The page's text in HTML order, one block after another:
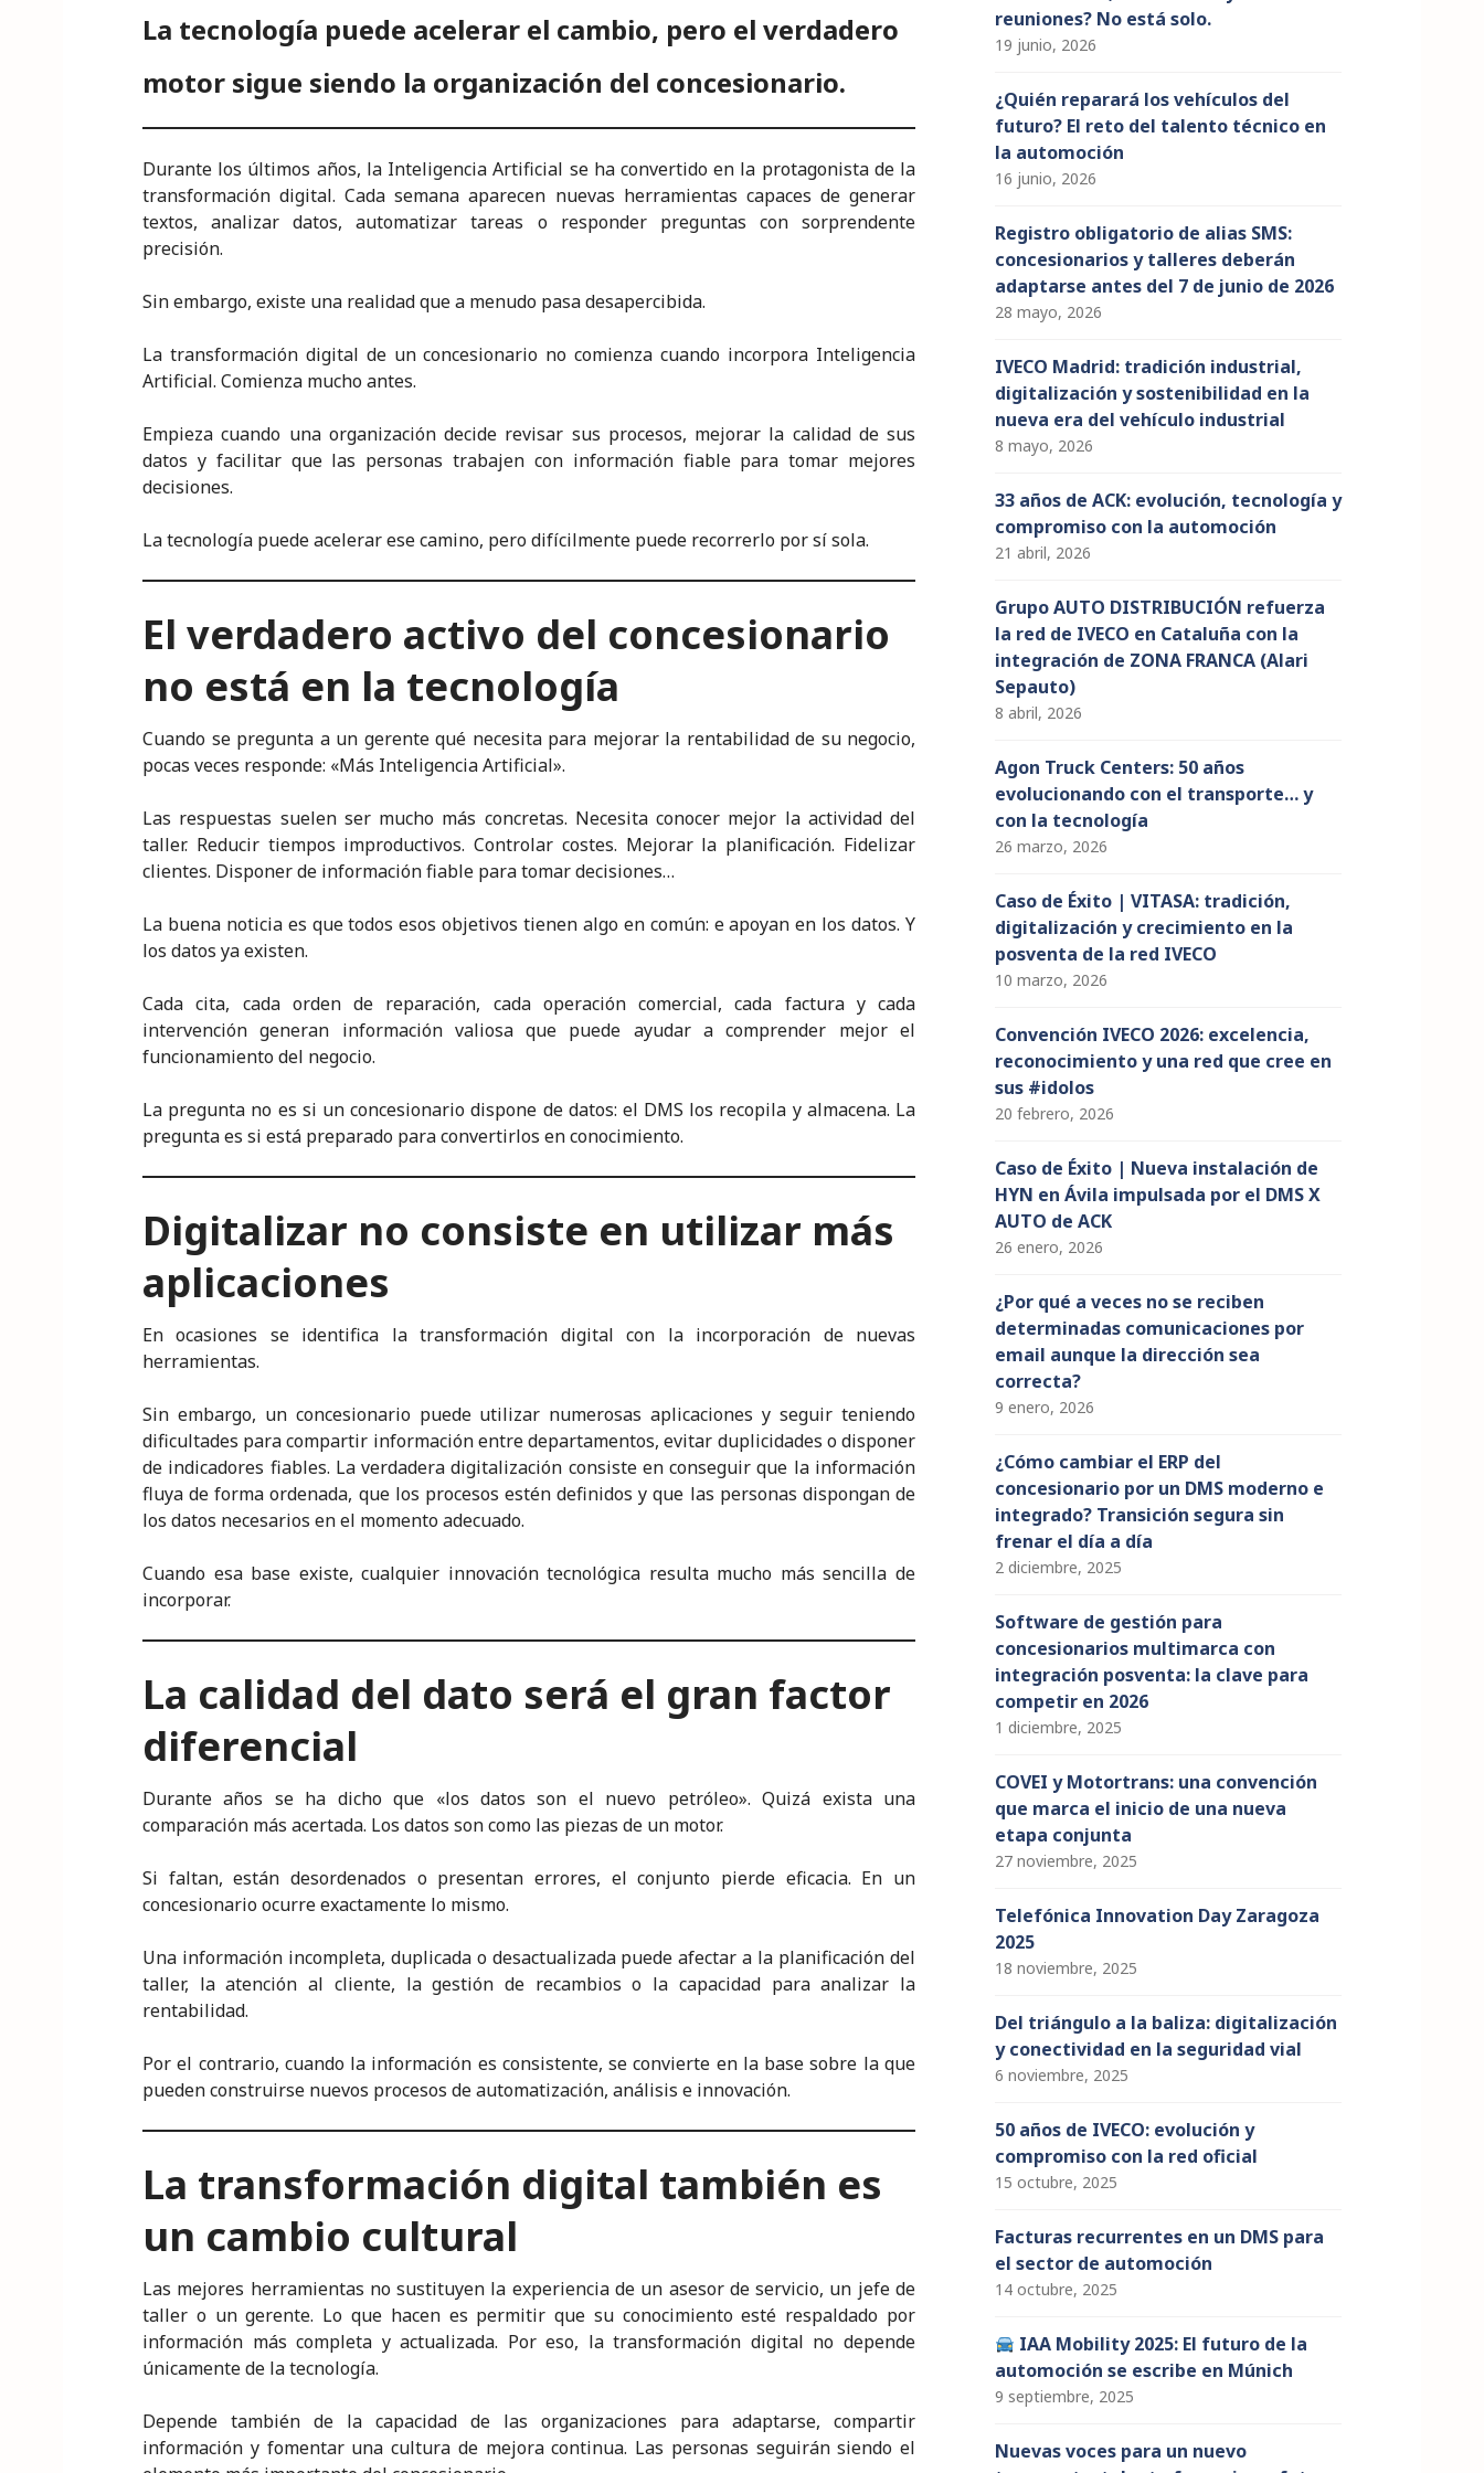
k
La tecnología puede acelerar el cambio, pero el verdadero
motor sigue siendo la organización del concesionario.
Durante los últimos años, la Inteligencia Artificial se ha convertido en la protagonista de la
transformación digital. Cada semana aparecen nuevas herramientas capaces de generar
textos, analizar datos, automatizar tareas o responder preguntas con sorprendente
precisión.
Sin embargo, existe una realidad que a menudo pasa desapercibida.
La transformación digital de un concesionario no comienza cuando incorpora Inteligencia
Artificial. Comienza mucho antes.
Empieza cuando una organización decide revisar sus procesos, mejorar la calidad de sus
datos y facilitar que las personas trabajen con información fiable para tomar mejores
decisiones.
La tecnología puede acelerar ese camino, pero difícilmente puede recorrerlo por sí sola.
El verdadero activo del concesionario
no está en la tecnología
Cuando se pregunta a un gerente qué necesita para mejorar la rentabilidad de su negocio,
pocas veces responde: «Más Inteligencia Artificial».
Las respuestas suelen ser mucho más concretas. Necesita conocer mejor la actividad del
taller. Reducir tiempos improductivos. Controlar costes. Mejorar la planificación. Fidelizar
clientes. Disponer de información fiable para tomar decisiones…
La buena noticia es que todos esos objetivos tienen algo en común: e apoyan en los datos. Y
los datos ya existen.
Cada cita, cada orden de reparación, cada operación comercial, cada factura y cada
intervención generan información valiosa que puede ayudar a comprender mejor el
funcionamiento del negocio.
La pregunta no es si un concesionario dispone de datos: el DMS los recopila y almacena. La
pregunta es si está preparado para convertirlos en conocimiento.
Digitalizar no consiste en utilizar más
aplicaciones
En ocasiones se identifica la transformación digital con la incorporación de nuevas
herramientas.
Sin embargo, un concesionario puede utilizar numerosas aplicaciones y seguir teniendo
dificultades para compartir información entre departamentos, evitar duplicidades o disponer
de indicadores fiables. La verdadera digitalización consiste en conseguir que la información
fluya de forma ordenada, que los procesos estén definidos y que las personas dispongan de
los datos necesarios en el momento adecuado.
Cuando esa base existe, cualquier innovación tecnológica resulta mucho más sencilla de
incorporar.
La calidad del dato será el gran factor
diferencial
Durante años se ha dicho que «los datos son el nuevo petróleo». Quizá exista una
comparación más acertada. Los datos son como las piezas de un motor.
Si faltan, están desordenados o presentan errores, el conjunto pierde eficacia. En un
concesionario ocurre exactamente lo mismo.
Una información incompleta, duplicada o desactualizada puede afectar a la planificación del
taller, la atención al cliente, la gestión de recambios o la capacidad para analizar la
rentabilidad.
Por el contrario, cuando la información es consistente, se convierte en la base sobre la que
pueden construirse nuevos procesos de automatización, análisis e innovación.
La transformación digital también es
un cambio cultural
Las mejores herramientas no sustituyen la experiencia de un asesor de servicio, un jefe de
taller o un gerente. Lo que hacen es permitir que su conocimiento esté respaldado por
información más completa y actualizada. Por eso, la transformación digital no depende
únicamente de la tecnología.
Depende también de la capacidad de las organizaciones para adaptarse, compartir
información y fomentar una cultura de mejora continua. Las personas seguirán siendo el
reuniones? No está solo.
19 junio, 2026
¿Quién reparará los vehículos del
futuro? El reto del talento técnico en
la automoción
16 junio, 2026
Registro obligatorio de alias SMS:
concesionarios y talleres deberán
adaptarse antes del 7 de junio de 2026
28 mayo, 2026
IVECO Madrid: tradición industrial,
digitalización y sostenibilidad en la
nueva era del vehículo industrial
8 mayo, 2026
33 años de ACK: evolución, tecnología y
compromiso con la automoción
21 abril, 2026
Grupo AUTO DISTRIBUCIÓN refuerza
la red de IVECO en Cataluña con la
integración de ZONA FRANCA (Alari
Sepauto)
8 abril, 2026
Agon Truck Centers: 50 años
evolucionando con el transporte… y
con la tecnología
26 marzo, 2026
Caso de Éxito | VITASA: tradición,
digitalización y crecimiento en la
posventa de la red IVECO
10 marzo, 2026
Convención IVECO 2026: excelencia,
reconocimiento y una red que cree en
sus #idolos
20 febrero, 2026
Caso de Éxito | Nueva instalación de
HYN en Ávila impulsada por el DMS X
AUTO de ACK
26 enero, 2026
¿Por qué a veces no se reciben
determinadas comunicaciones por
email aunque la dirección sea
correcta?
9 enero, 2026
¿Cómo cambiar el ERP del
concesionario por un DMS moderno e
integrado? Transición segura sin
frenar el día a día
2 diciembre, 2025
Software de gestión para
concesionarios multimarca con
integración posventa: la clave para
competir en 2026
1 diciembre, 2025
COVEI y Motortrans: una convención
que marca el inicio de una nueva
etapa conjunta
27 noviembre, 2025
Telefónica Innovation Day Zaragoza
2025
18 noviembre, 2025
Del triángulo a la baliza: digitalización
y conectividad en la seguridad vial
6 noviembre, 2025
50 años de IVECO: evolución y
compromiso con la red oficial
15 octubre, 2025
Facturas recurrentes en un DMS para
el sector de automoción
14 octubre, 2025
IAA Mobility 2025: El futuro de la
automoción se escribe en Múnich
9 septiembre, 2025
Nuevas voces para un nuevo